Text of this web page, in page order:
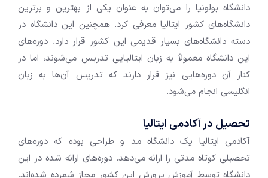
دانشگاه بولونیا را می‌توان به عنوان یکی از بهترین و برترین
دانشگاه‌های کشور ایتالیا معرفی کرد. همچنین این دانشگاه در
دسته دانشگاه‌های بسیار قدیمی این کشور قرار دارد. دوره‌های
این دانشگاه معمولاً به زبان ایتالیایی تدریس می‌شوند، اما در
کنار آن دوره‌هایی نیز قرار دارند که تدریس آن‌ها به زبان
انگلیسی انجام می‌شود.
تحصیل در آکادمی ایتالیا
آکادمی ایتالیا یک دانشگاه مد و طراحی بوده که دوره‌های
تحصیلی کوتاه مدتی را ارائه می‌دهد. دوره‌های ارائه شده در این